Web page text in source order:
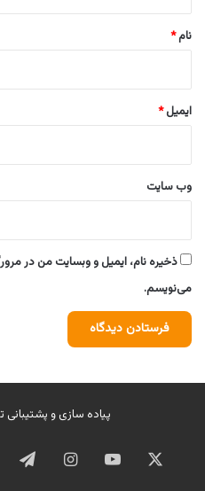
نام*
ایمیل*
وب‌ سایت
ذخیره نام، ایمیل و وبسایت من در
می‌نویسم.
پیاده سازی و
ایکس یوتیوب اینستاگرام